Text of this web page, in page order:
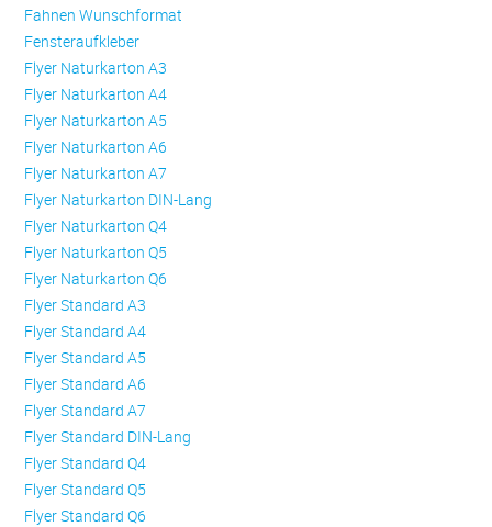
Fahnen Wunschformat
Fensteraufkleber
Flyer Naturkarton A3
Flyer Naturkarton A4
Flyer Naturkarton A5
Flyer Naturkarton A6
Flyer Naturkarton A7
Flyer Naturkarton DIN-Lang
Flyer Naturkarton Q4
Flyer Naturkarton Q5
Flyer Naturkarton Q6
Flyer Standard A3
Flyer Standard A4
Flyer Standard A5
Flyer Standard A6
Flyer Standard A7
Flyer Standard DIN-Lang
Flyer Standard Q4
Flyer Standard Q5
Flyer Standard Q6